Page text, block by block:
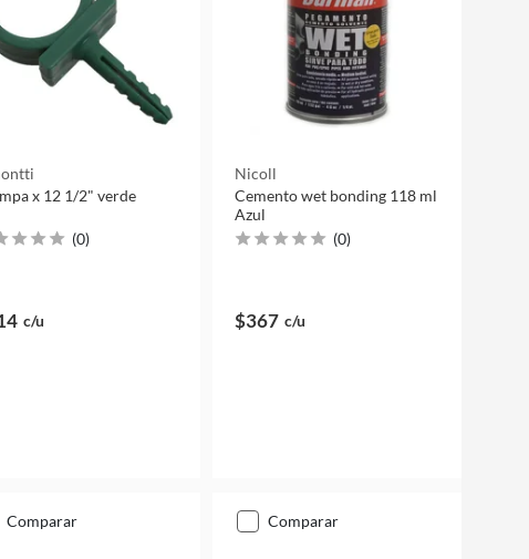
x 12 1/2" verde
(0)
c/u
Nicoll
Cemento wet bonding 118 ml
Azul
(0)
$367 c/u
comparar comparar